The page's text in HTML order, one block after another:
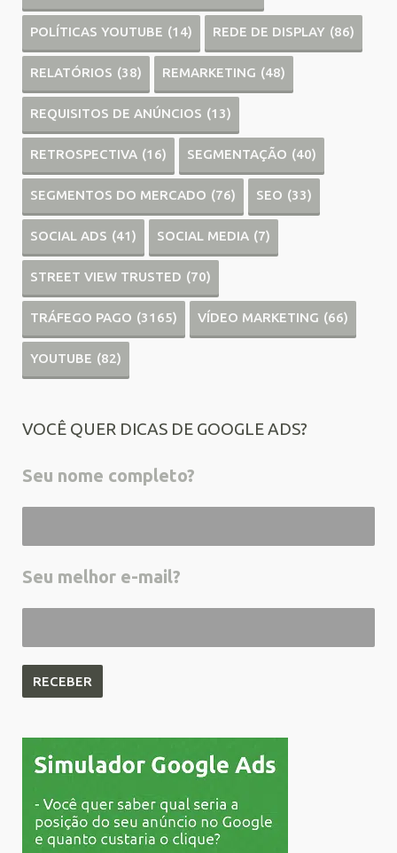
POLÍTICAS YOUTUBE (14) REDE DE DISPLAY (86)
RELATÓRIOS (38) REMARKETING (48)
REQUISITOS DE ANÚNCIOS (13)
RETROSPECTIVA (16) SEGMENTAÇÃO (40)
SEGMENTOS DO MERCADO (76) SEO (33)
SOCIAL ADS (41) SOCIAL MEDIA (7)
STREET VIEW TRUSTED (70)
TRÁFEGO PAGO (3165) VÍDEO MARKETING (66)
YOUTUBE (82)
VOCÊ QUER DICAS DE GOOGLE ADS?
Seu nome completo?
Seu melhor e-mail?